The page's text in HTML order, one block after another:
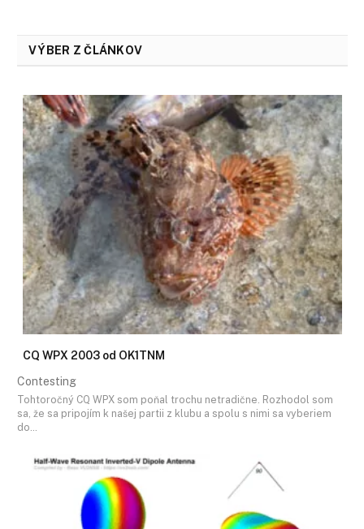
VÝBER Z ČLÁNKOV
CQ WPX 2003 od OK1TNM
Contesting
Tohtoročný CQ WPX som poňal trochu netradične. Rozhodol som
sa, že sa pripojím k našej partii z klubu a spolu s nimi sa vyberiem
do…